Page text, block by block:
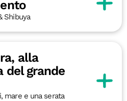
Shibuya
alla
del grande
mare e una serata